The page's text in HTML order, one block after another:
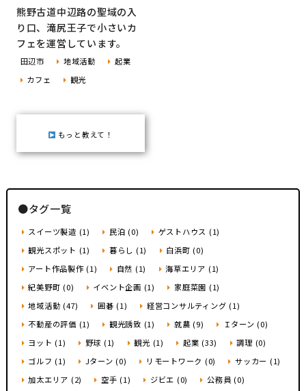
移住者インタビュー
熊野古道中辺路の聖域の入
り口、滝尻王子で小さいカ
フェを運営しています。
田辺市 地域活動
起業
カフェ
観光
もっと教えて！
●タグ一覧
スイーツ製造 (1) 民泊 (0)
ゲストハウス (1)
観光スポット (1)
暮らし (1)
白浜町 (0)
アート作品製作 (1)
自然 (1)
海草エリア (1)
紀美野町 (0)
イベント企画 (1)
家庭菜園 (1)
地域活動 (47)
囲碁 (1)
経営コンサルティング (1)
不動産の評価 (1)
観光誘致 (1) 就農 (9)
Ｉターン (0)
ヨット (1)
野球 (1) 観光 (1) 起業 (33)
調理 (0)
ゴルフ (1)
Jターン (0) リモートワーク (0)
サッカー (1)
加太エリア (2)
空手 (1) ジビエ (0)
公務員 (0)